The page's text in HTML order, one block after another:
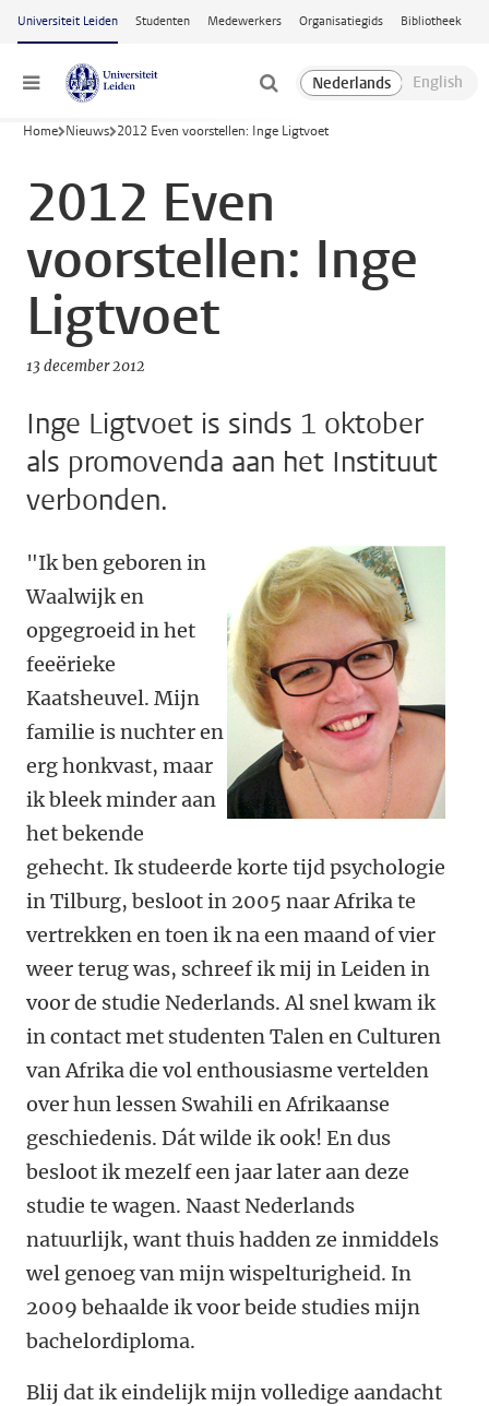
Ga naar hoofdinhoud
Universiteit Leiden Studenten Medewerkers Organisatiegids Bibliotheek
Menu
Home Nieuws 2012 Even voorstellen: Inge Ligtvoet
2012 Even
voorstellen: Inge
Ligtvoet
13 december 2012
Inge Ligtvoet is sinds 1 oktober
als promovenda aan het Instituut
verbonden.
"Ik ben geboren in
Waalwijk en
opgegroeid in het
feeërieke
Kaatsheuvel. Mijn
familie is nuchter en
erg honkvast, maar
ik bleek minder aan
het bekende
gehecht. Ik studeerde korte tijd psychologie
in Tilburg, besloot in 2005 naar Afrika te
vertrekken en toen ik na een maand of vier
weer terug was, schreef ik mij in Leiden in
voor de studie Nederlands. Al snel kwam ik
in contact met studenten Talen en Culturen
van Afrika die vol enthousiasme vertelden
over hun lessen Swahili en Afrikaanse
geschiedenis. Dát wilde ik ook! En dus
besloot ik mezelf een jaar later aan deze
studie te wagen. Naast Nederlands
natuurlijk, want thuis hadden ze inmiddels
wel genoeg van mijn wispelturigheid. In
2009 behaalde ik voor beide studies mijn
bachelordiploma.
Blij dat ik eindelijk mijn volledige aandacht